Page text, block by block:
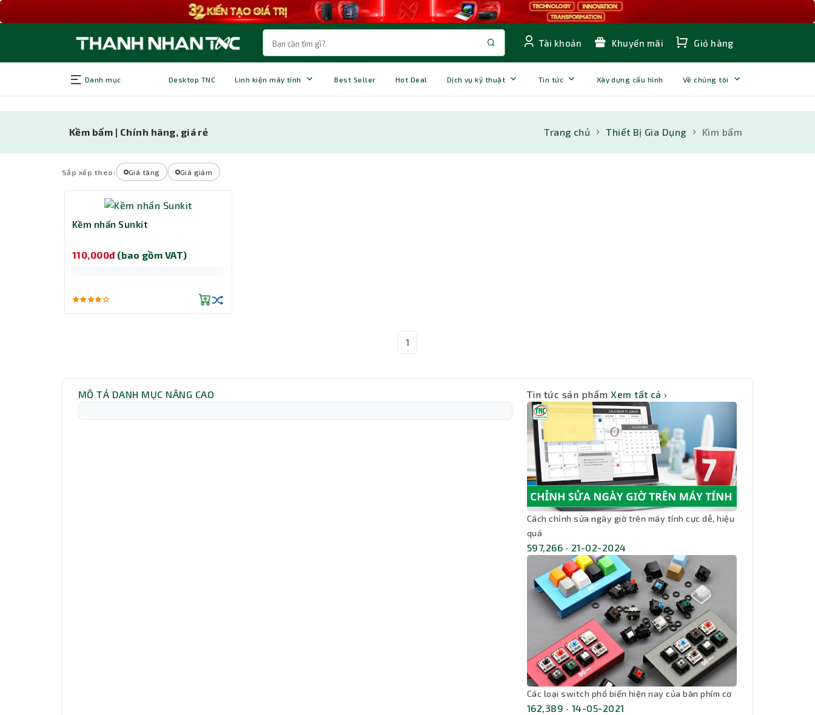
Tài khoản Khuyến mãi Giỏ hàng
Danh mục Desktop TNC Linh kiện máy tính Best Seller Hot Deal Dịch vụ kỹ thuật Tin tức Xây dựng cấu hình Về chúng tôi
Kềm bấm | Chính hãng, giá rẻ Trang chủ Thiết Bị Gia Dụng Kìm bấm
Sắp xếp theo: Giá tăng Giá giảm
Kềm nhấn Sunkit
110,000đ (bao gồm VAT)
1
MÔ TẢ DANH MỤC NÂNG CAO Tin tức sản phẩm Xem tất cả ›
Cách chỉnh sửa ngày giờ trên máy tính cực dễ, hiệu
quả
597,266 · 21-02-2024
Các loại switch phổ biến hiện nay của bàn phím cơ
162,389 · 14-05-2021